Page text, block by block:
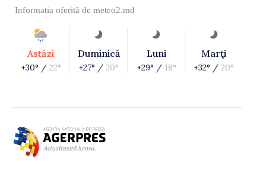
Informația oferită de meteo2.md
Astăzi
+30° / 22°
Duminică
+27° / 20°
Luni
+29° / 18°
Marţi
+32° / 20°